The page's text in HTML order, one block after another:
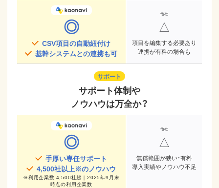
◎
CSV項目の自動紐付け
基幹システムとの連携も可
△
項目を編集する必要あり
連携が有料の場合も
サポート
サポート体制や
ノウハウは万全か？
◎
手厚い専任サポート
4,500社以上※のノウハウ
※利用企業数 4,500社超｜2025年9月末
時点の利用企業数
△
無償範囲が狭い・有料
導入実績やノウハウ不足